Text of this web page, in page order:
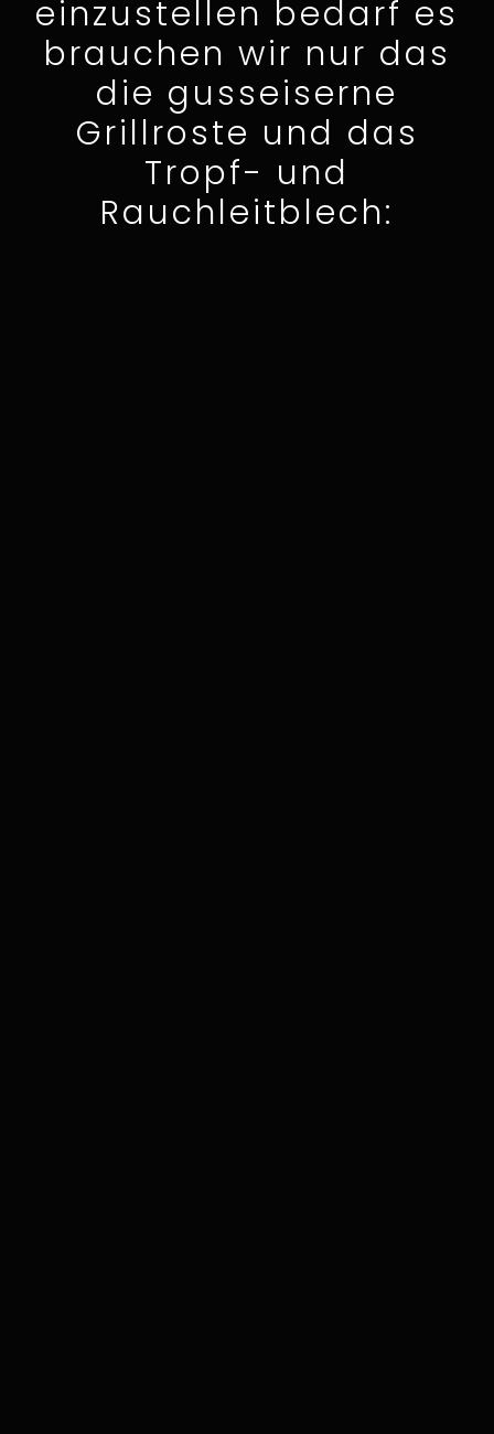
einzustellen bedarf es
brauchen wir nur das
die gusseiserne
Grillroste und das
Tropf- und
Rauchleitblech: